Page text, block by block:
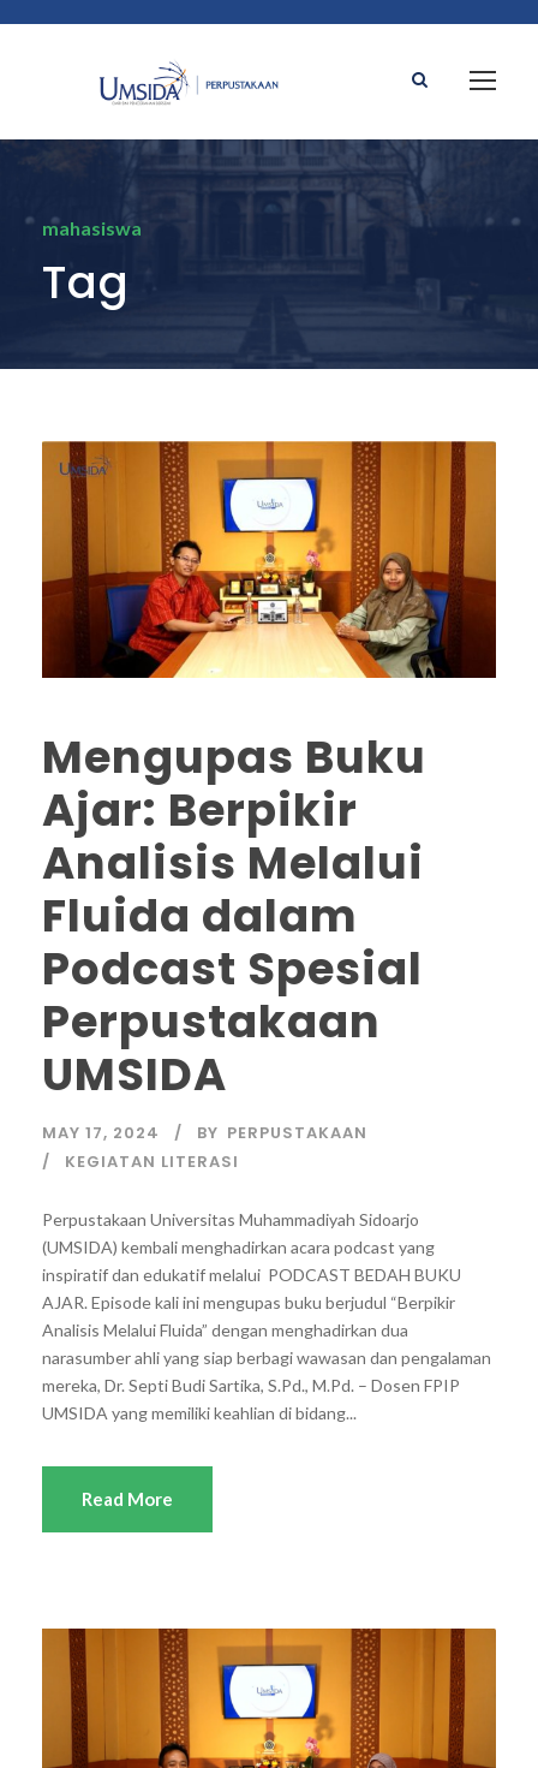
mahasiswa
Tag
Mengupas Buku
Ajar: Berpikir
Analisis Melalui
Fluida dalam
Podcast Spesial
Perpustakaan
UMSIDA
MAY 17, 2024 BY PERPUSTAKAAN
KEGIATAN LITERASI
Perpustakaan Universitas Muhammadiyah Sidoarjo
(UMSIDA) kembali menghadirkan acara podcast yang
inspiratif dan edukatif melalui PODCAST BEDAH BUKU
AJAR. Episode kali ini mengupas buku berjudul “Berpikir
Analisis Melalui Fluida” dengan menghadirkan dua
narasumber ahli yang siap berbagi wawasan dan pengalaman
mereka, Dr. Septi Budi Sartika, S.Pd., M.Pd. – Dosen FPIP
UMSIDA yang memiliki keahlian di bidang...
Read More